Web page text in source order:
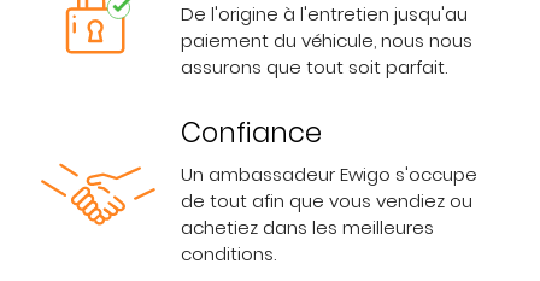
De l'origine à l'entretien jusqu'au
paiement du véhicule, nous nous
assurons que tout soit parfait.
Confiance
Un ambassadeur Ewigo s'occupe
de tout afin que vous vendiez ou
achetiez dans les meilleures
conditions.